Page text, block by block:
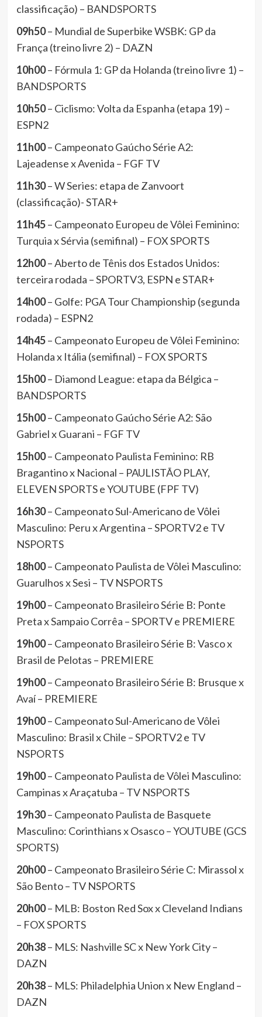
classificação) – BANDSPORTS
09h50– Mundial de Superbike WSBK: GP da
França (treino livre 2) – DAZN
10h00– Fórmula 1: GP da Holanda (treino livre 1) –
BANDSPORTS
10h50– Ciclismo: Volta da Espanha (etapa 19) –
ESPN2
11h00– Campeonato Gaúcho Série A2:
Lajeadense x Avenida – FGF TV
11h30– W Series: etapa de Zanvoort
(classificação)- STAR+
11h45– Campeonato Europeu de Vôlei Feminino:
Turquia x Sérvia (semifinal) – FOX SPORTS
12h00– Aberto de Tênis dos Estados Unidos:
terceira rodada – SPORTV3, ESPN e STAR+
14h00– Golfe: PGA Tour Championship (segunda
rodada) – ESPN2
14h45– Campeonato Europeu de Vôlei Feminino:
Holanda x Itália (semifinal) – FOX SPORTS
15h00– Diamond League: etapa da Bélgica –
BANDSPORTS
15h00– Campeonato Gaúcho Série A2: São
Gabriel x Guarani – FGF TV
15h00– Campeonato Paulista Feminino: RB
Bragantino x Nacional – PAULISTÃO PLAY,
ELEVEN SPORTS e YOUTUBE (FPF TV)
16h30– Campeonato Sul-Americano de Vôlei
Masculino: Peru x Argentina – SPORTV2 e TV
NSPORTS
18h00– Campeonato Paulista de Vôlei Masculino:
Guarulhos x Sesi – TV NSPORTS
19h00– Campeonato Brasileiro Série B: Ponte
Preta x Sampaio Corrêa – SPORTV e PREMIERE
19h00– Campeonato Brasileiro Série B: Vasco x
Brasil de Pelotas – PREMIERE
19h00– Campeonato Brasileiro Série B: Brusque x
Avaí – PREMIERE
19h00– Campeonato Sul-Americano de Vôlei
Masculino: Brasil x Chile – SPORTV2 e TV
NSPORTS
19h00– Campeonato Paulista de Vôlei Masculino:
Campinas x Araçatuba – TV NSPORTS
19h30– Campeonato Paulista de Basquete
Masculino: Corinthians x Osasco – YOUTUBE (GCS
SPORTS)
20h00– Campeonato Brasileiro Série C: Mirassol x
São Bento – TV NSPORTS
20h00– MLB: Boston Red Sox x Cleveland Indians
– FOX SPORTS
20h38– MLS: Nashville SC x New York City –
DAZN
20h38– MLS: Philadelphia Union x New England –
DAZN